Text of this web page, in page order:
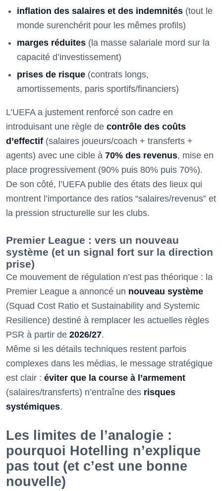
inflation des salaires et des indemnités (tout le
monde surenchérit pour les mêmes profils)
marges réduites (la masse salariale mord sur la
capacité d’investissement)
prises de risque (contrats longs,
amortissements, paris sportifs/financiers)
L’UEFA a justement renforcé son cadre en
introduisant une règle de contrôle des coûts
d’effectif (salaires joueurs/coach + transferts +
agents) avec une cible à 70% des revenus, mise en
place progressivement (90% puis 80% puis 70%).
De son côté, l’UEFA publie des états des lieux qui
montrent l’importance des ratios “salaires/revenus” et
la pression structurelle sur les clubs.
Premier League : vers un nouveau
système (et un signal fort sur la direction
prise)
Ce mouvement de régulation n’est pas théorique : la
Premier League a annoncé un nouveau système
(Squad Cost Ratio et Sustainability and Systemic
Resilience) destiné à remplacer les actuelles règles
PSR à partir de 2026/27.
Même si les détails techniques restent parfois
complexes dans les médias, le message stratégique
est clair : éviter que la course à l’armement
(salaires/transferts) n’entraîne des risques
systémiques.
Les limites de l’analogie :
pourquoi Hotelling n’explique
pas tout (et c’est une bonne
nouvelle)